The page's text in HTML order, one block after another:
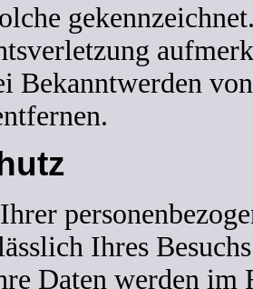
Bekanntwerden
Ihres
Daten werden im